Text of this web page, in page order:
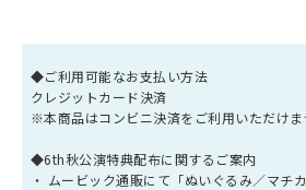
◆ご利用可能なお支払い方法
クレジットカード決済
※本商品はコンビニ決済をご利用いただけま
◆6th秋公演特典配布に関するご案内
・ ムービック通販にて「ぬいぐるみ／マチ